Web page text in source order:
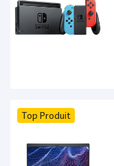
Top Produit